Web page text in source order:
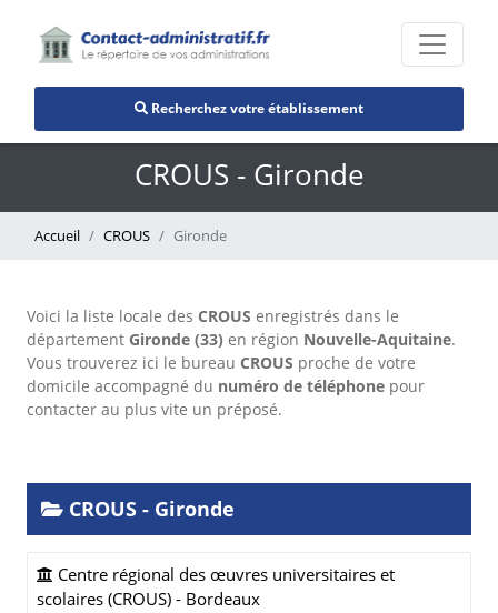
Recherchez votre établissement
CROUS - Gironde
Accueil CROUS Gironde
Voici la liste locale des CROUS enregistrés dans le
département Gironde (33) en région Nouvelle-Aquitaine.
Vous trouverez ici le bureau CROUS proche de votre
domicile accompagné du numéro de téléphone pour
contacter au plus vite un préposé.
CROUS - Gironde
Centre régional des œuvres universitaires et
scolaires (CROUS) - Bordeaux